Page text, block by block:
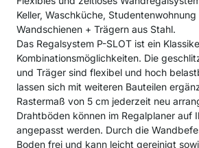
Keller, Waschküche,
Wandschienen + Trägern aus Stahl.
Das Regalsystem P-SLOT ist ein
Kombinationsmöglichkeiten. Die
und Träger sind flexibel und hoch
lassen sich mit weiteren Bauteilen
Rastermaß von 5 cm jederzeit neu
Drahtböden können im Regalplaner auf
angepasst werden. Durch die
Boden frei und kann leicht gereinigt